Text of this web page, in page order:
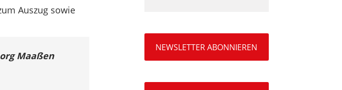
Auszug sowie
Maaßen
NEWSLETTER ABONNIEREN